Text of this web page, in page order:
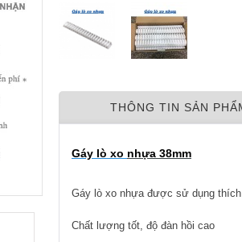
THÔNG TIN SẢN
Gáy lò xo nhựa 38mm
Gáy lò xo nhựa được sử dụng
Chất lượng tốt, độ đàn hồi cao